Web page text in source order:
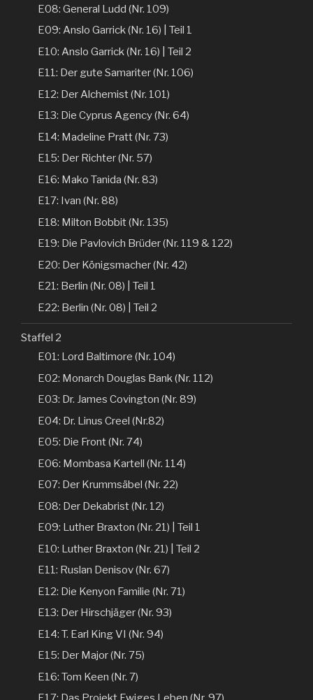
E08: General Ludd (Nr. 109)
E09: Anslo Garrick (Nr. 16) | Teil 1
E10: Anslo Garrick (Nr. 16) | Teil 2
E11: Der gute Samariter (Nr. 106)
E12: Der Alchemist (Nr. 101)
E13: Die Cyprus Agency (Nr. 64)
E14: Madeline Pratt (Nr. 73)
E15: Der Richter (Nr. 57)
E16: Mako Tanida (Nr. 83)
E17: Ivan (Nr. 88)
E18: Milton Bobbit (Nr. 135)
E19: Die Pavlovich Brüder (Nr. 119 & 122)
E20: Der Königsmacher (Nr. 42)
E21: Berlin (Nr. 08) | Teil 1
E22: Berlin (Nr. 08) | Teil 2
Staffel 2
E01: Lord Baltimore (Nr. 104)
E02: Monarch Douglas Bank (Nr. 112)
E03: Dr. James Covington (Nr. 89)
E04: Dr. Linus Creel (Nr.82)
E05: Die Front (Nr. 74)
E06: Mombasa Kartell (Nr. 114)
E07: Der Krummsäbel (Nr. 22)
E08: Der Dekabrist (Nr. 12)
E09: Luther Braxton (Nr. 21) | Teil 1
E10: Luther Braxton (Nr. 21) | Teil 2
E11: Ruslan Denisov (Nr. 67)
E12: Die Kenyon Familie (Nr. 71)
E13: Der Hirschjäger (Nr. 93)
E14: T. Earl King VI (Nr. 94)
E15: Der Major (Nr. 75)
E16: Tom Keen (Nr. 7)